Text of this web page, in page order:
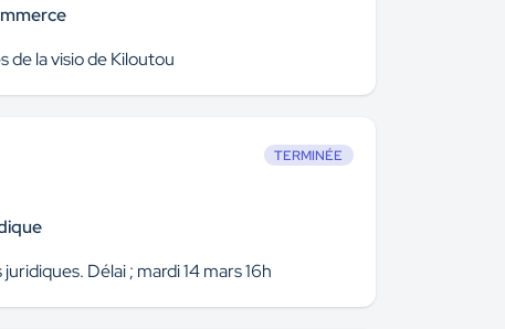
de la visio de Kiloutou
TERMINÉE
Délai ; mardi 14 mars 16h